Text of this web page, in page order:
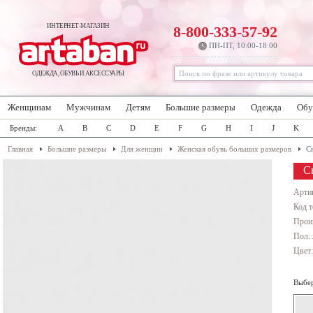
ИНТЕРНЕТ-МАГАЗИН
ОДЕЖДА, ОБУВЬ И АКСЕССУАРЫ
8-800-333-57-92
ПН-ПТ, 10:00-18:00
Женщинам Мужчинам Детям Большие размеры Одежда
Бренды: A B C D E F G H I J K
Главная Большие размеры Для женщин Женская обувь больших размеров
Код
Пол: